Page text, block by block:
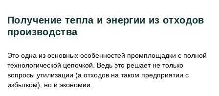
Получение тепла и энергии из отходов
производства
Это одна из основных особенностей промплощадки с полной
технологической цепочкой. Ведь это решает не только
вопросы утилизации (а отходов на таком предприятии с
избытком), но и экономии.